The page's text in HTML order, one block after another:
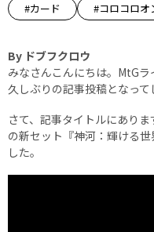
#カード
#コロコロオ
By ドブフクロウ
みなさんこんにちは。MtG
久しぶりの記事投稿となっ
さて、記事タイトルにあり
の新セット『神河：輝ける
した。